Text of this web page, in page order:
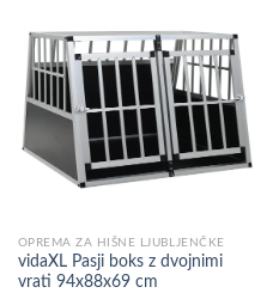
OPREMA ZA HIŠNE LJUBLJENČKE
vidaXL Pasji boks z dvojnimi
vrati 94x88x69 cm